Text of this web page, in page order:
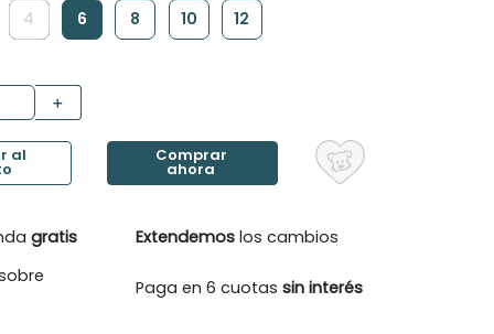
4 6 8 10 12
＋
gratis
Extendemos los cambios
Paga en 6 cuotassin interés